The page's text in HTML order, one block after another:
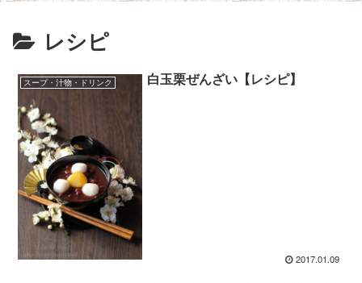
レシピ
スープ・汁物・ドリンク 白玉栗ぜんざい【レシピ】
2017.01.09